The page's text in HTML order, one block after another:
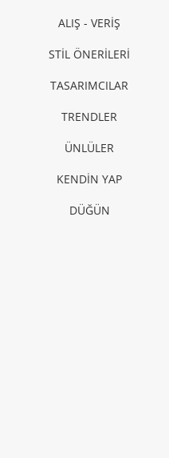
ALIŞ - VERİŞ
STİL ÖNERİLERİ
TASARIMCILAR
TRENDLER
ÜNLÜLER
KENDİN YAP
DÜĞÜN